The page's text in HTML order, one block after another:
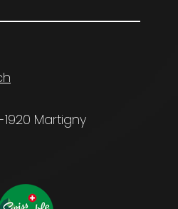
1920 Martigny